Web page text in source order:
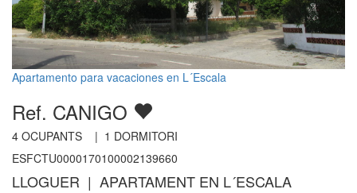
Apartamento para vacaciones en L´Escala
Ref. CANIGO
4 OCUPANTS | 1 DORMITORI
ESFCTU0000170100002139660
LLOGUER | APARTAMENT EN L´ESCALA